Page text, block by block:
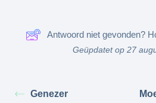
Antwoord niet gevonden?
Geüpdatet op 27
Genezer